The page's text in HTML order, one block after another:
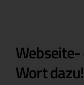
Wort dazu!